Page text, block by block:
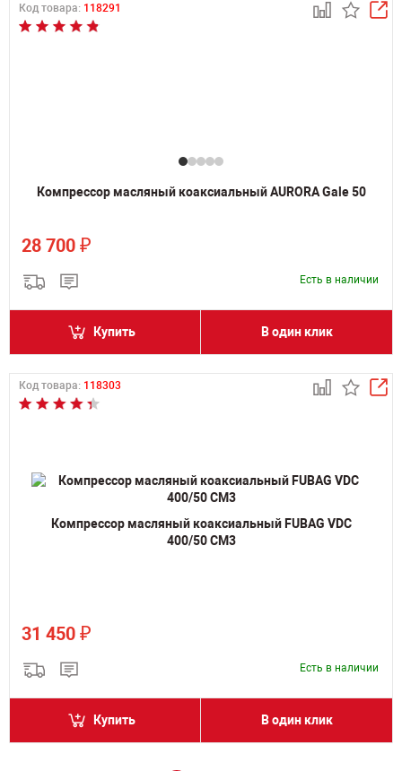
Код товара: 118291
Компрессор масляный коаксиальный AURORA Gale 50
28 700 ₽
Есть в наличии
Купить В один клик
Код товара: 118303
Компрессор масляный коаксиальный FUBAG VDC
400/50 CM3
31 450 ₽
Есть в наличии
Купить В один клик